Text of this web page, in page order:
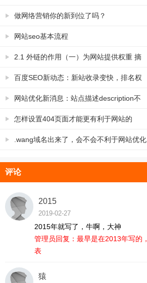
点击了解一下
做网络营销你的新到位了吗？
网站seo基本流程
2.1 外链的作用（一）为网站提供权重 摘
自《野狼外链优化手册》
百度SEO新动态：新站收录变快，排名权
重提升更迟钝
网站优化新消息：站点描述description不
影响排名，百度工程师已明确确认
怎样设置404页面才能更有利于网站的
SEO
.wang域名出来了，会不会不利于网站优化
评论
2015
2019-02-27
2015年就写了，牛啊，大神
管理员回复：最早是在2013年写的
表
猿